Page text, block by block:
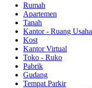
Rumah
Apartemen
Tanah
Kantor - Ruang Usaha
Kost
Kantor Virtual
Toko - Ruko
Pabrik
Gudang
Tempat Parkir